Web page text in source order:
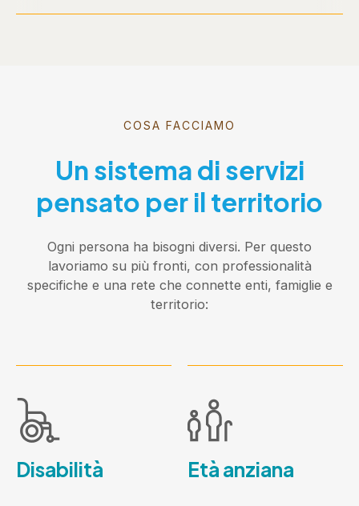
COSA FACCIAMO
Un sistema di servizi
pensato per il territorio
Ogni persona ha bisogni diversi. Per questo
lavoriamo su più fronti, con professionalità
specifiche e una rete che connette enti, famiglie e
territorio:
Disabilità Età anziana